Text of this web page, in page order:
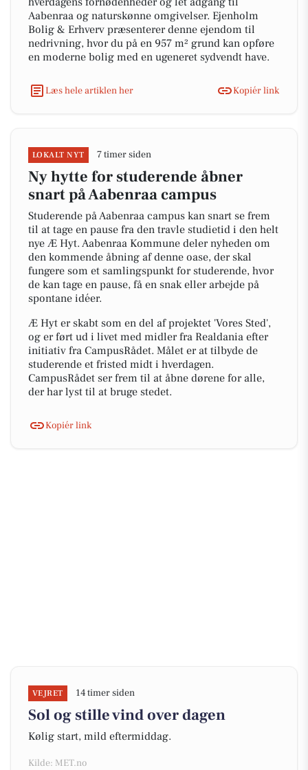
Aabenraa og naturskønne omgivelser. Ejenholm
Bolig & Erhverv præsenterer denne ejendom til
nedrivning, hvor du på en 957 m² grund kan opføre
en moderne bolig med en ugeneret sydvendt have.
Læs hele artiklen her Kopiér link
LOKALT NYT 7 timer siden
Ny hytte for studerende åbner
snart på Aabenraa campus
Studerende på Aabenraa campus kan snart se frem
til at tage en pause fra den travle studietid i den helt
nye Æ Hyt. Aabenraa Kommune deler nyheden om
den kommende åbning af denne oase, der skal
fungere som et samlingspunkt for studerende, hvor
de kan tage en pause, få en snak eller arbejde på
spontane idéer.
Æ Hyt er skabt som en del af projektet 'Vores Sted',
og er ført ud i livet med midler fra Realdania efter
initiativ fra CampusRådet. Målet er at tilbyde de
studerende et fristed midt i hverdagen.
CampusRådet ser frem til at åbne dørene for alle,
der har lyst til at bruge stedet.
Kopiér link
VEJRET 14 timer siden
Sol og stille vind over dagen
Kølig start, mild eftermiddag.
Kilde: MET.no